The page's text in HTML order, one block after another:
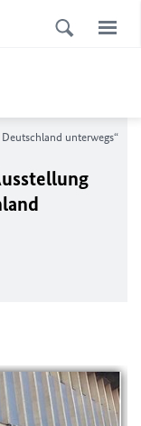
unterwegs“